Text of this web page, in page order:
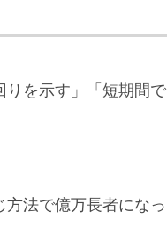
りを示す」「短期間で
法で億万長者になっ